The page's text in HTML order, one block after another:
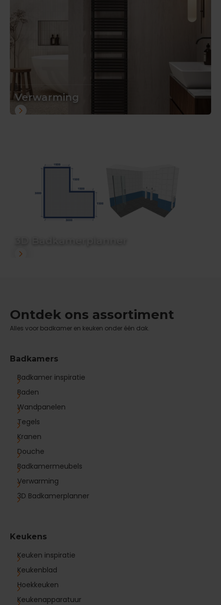
Verwarming
Ontdek ons assortiment
Alles voor badkamer en keuken onder één dak.
Badkamers
Badkamer inspiratie
Baden
Wandpanelen
Tegels
Kranen
Douche
Badkamermeubels
Verwarming
3D Badkamerplanner
Keukens
Keuken inspiratie
Keukenblad
Hoekkeuken
Keukenapparatuur